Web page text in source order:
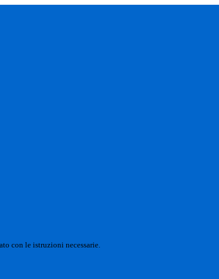
con le istruzioni necessarie.